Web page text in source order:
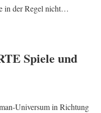
in der Regel nicht…
Spiele und
Universum in Richtung